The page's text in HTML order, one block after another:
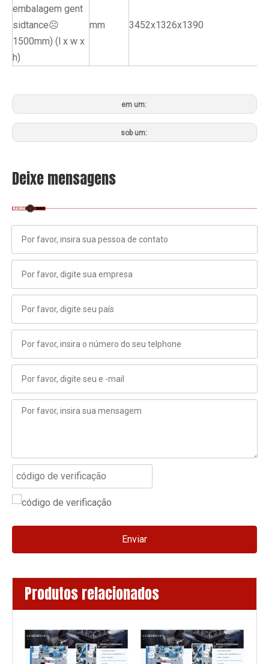
embalagem gent
sidtance☹
1500mm) (l x w x
h)
mm 3452x1326x1390
em um:
sob um:
Deixe mensagens
Enviar
Produtos relacionados